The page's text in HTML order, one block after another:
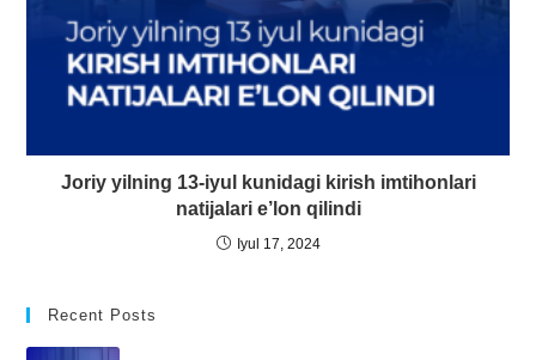
Joriy yilning 13-iyul kunidagi kirish imtihonlari
natijalari e’lon qilindi
Iyul 17, 2024
Recent Posts